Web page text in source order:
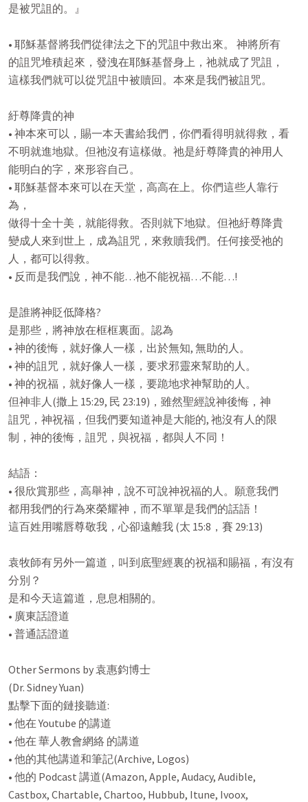
是被咒詛的。』
• 耶穌基督將我們從律法之下的咒詛中救出來。 神將所有
的詛咒堆積起來，發洩在耶穌基督身上，祂就成了咒詛，
這樣我們就可以從咒詛中被贖回。本來是我們被詛咒。
紆尊降貴的神
• 神本來可以，賜一本天書給我們，你們看得明就得救，看
不明就進地獄。但祂沒有這樣做。祂是紆尊降貴的神用人
能明白的字，來形容自己。
• 耶穌基督本來可以在天堂，高高在上。你們這些人靠行
為，
做得十全十美，就能得救。否則就下地獄。但祂紆尊降貴
變成人來到世上，成為詛咒，來救贖我們。任何接受祂的
人，都可以得救。
• 反而是我們說，神不能…祂不能祝福…不能…!
是誰將神貶低降格?
是那些，將神放在框框裏面。認為
• 神的後悔，就好像人一樣，出於無知, 無助的人。
• 神的詛咒，就好像人一樣，要求邪靈來幫助的人。
• 神的祝福，就好像人一樣，要跪地求神幫助的人。
但神非人(撒上 15:29, 民 23:19)，雖然聖經說神後悔，神
詛咒，神祝福，但我們要知道神是大能的, 祂沒有人的限
制，神的後悔，詛咒，與祝福，都與人不同！
結語：
• 很欣賞那些，高舉神，說不可說神祝福的人。願意我們
都用我們的行為來榮耀神，而不單單是我們的話語！
這百姓用嘴唇尊敬我，心卻遠離我 (太 15:8，賽 29:13)
袁牧師有另外一篇道，叫到底聖經裏的祝福和賜福，有沒有
分別？
是和今天這篇道，息息相關的。
• 廣東話證道
• 普通話證道
Other Sermons by 袁惠鈞博士
(Dr. Sidney Yuan)
點擊下面的鏈接聽道:
• 他在 Youtube 的講道
• 他在 華人教會網絡 的講道
• 他的其他講道和筆記(Archive, Logos)
• 他的 Podcast 講道(Amazon, Apple, Audacy, Audible,
Castbox, Chartable, Chartoo, Hubbub, Itune, Ivoox,